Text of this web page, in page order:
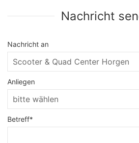
Nachricht
Nachricht an
Anliegen
Betreff*